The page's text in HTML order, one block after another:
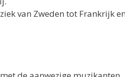
van Zweden tot Frankrijk